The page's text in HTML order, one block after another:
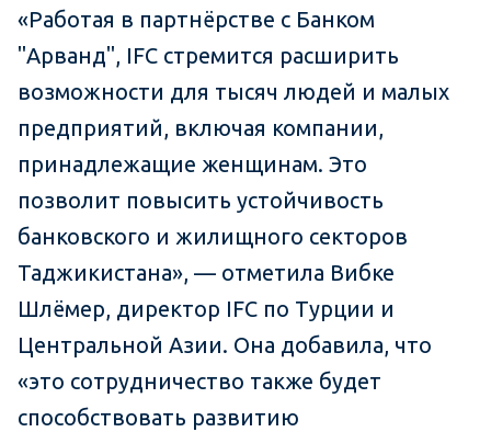
«Работая в партнёрстве с Банком
"Арванд", IFC стремится расширить
возможности для тысяч людей и малых
предприятий, включая компании,
принадлежащие женщинам. Это
позволит повысить устойчивость
банковского и жилищного секторов
Таджикистана», — отметила Вибке
Шлёмер, директор IFC по Турции и
Центральной Азии. Она добавила, что
«это сотрудничество также будет
способствовать развитию